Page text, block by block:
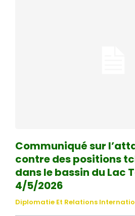
Communiqué sur
contre des positions
dans le bassin du Lac
4/5/2026
Diplomatie Et Relations